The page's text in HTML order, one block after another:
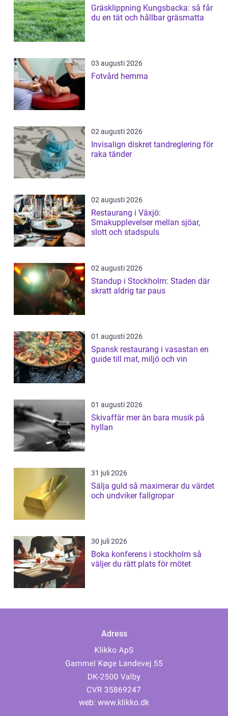
Gräsklippning Kungsbacka: så får
du en tät och hållbar gräsmatta
03 augusti 2026
Fotvård hemma
02 augusti 2026
Invisalign diskret tandreglering för
raka tänder
02 augusti 2026
Restaurang i Växjö:
Smakupplevelser mellan sjöar,
slott och stadspuls
02 augusti 2026
Standup i Stockholm: Staden där
skratt aldrig tar paus
01 augusti 2026
Spansk restaurang i vasastan en
guide till mat, miljö och vin
01 augusti 2026
Skivaffär mer än bara musik på
hyllan
31 juli 2026
Sälja guld så maximerar du värdet
och undviker fallgropar
30 juli 2026
Boka konferens i stockholm så
väljer du rätt plats för mötet
Adress
web: www.klikko.dk